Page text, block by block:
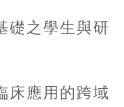
礎之學生與研
床應用的跨域